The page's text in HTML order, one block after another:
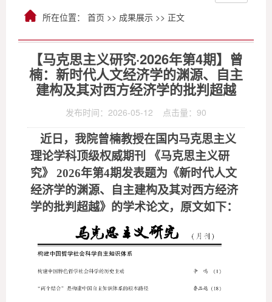
所在位置： 首页 >> 成果展示 >> 正文
【马克思主义研究·2026年第4期】曾
楠：新时代人文经济学的渊源、自主
建构及其对西方经济学的批判超越
发布时间：2026-05-12 点击量： 90
近日，我院曾楠教授在国内马克思主义
理论学科顶级权威期刊 《马克思主义研
究》 2026年第4期发表题为《新时代人文
经济学的渊源、自主建构及其对西方经济
学的批判超越》的学术论文，原文如下：